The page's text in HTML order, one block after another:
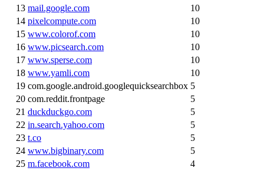
13 mail.google.com
10
14 pixelcompute.com
10
15 www.colorof.com
10
16 www.picsearch.com
10
17 www.sperse.com
10
18 www.yamli.com
10
19 com.google.android.googlequicksearchbox 5
20 com.reddit.frontpage
5
21 duckduckgo.com
5
22 in.search.yahoo.com
5
23 t.co
5
24 www.bigbinary.com
5
25 m.facebook.com
4